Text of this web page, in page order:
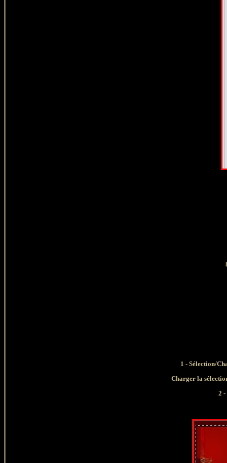
1 - Sélection/
Charger la
2